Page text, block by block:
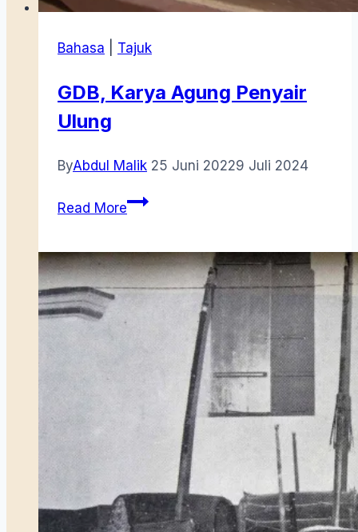
Bahasa Tajuk
GDB, Karya Agung Penyair
Ulung
ByAbdul Malik 25 Juni 20229 Juli 2024
Read MoreGDB,
Penyair
Ulung